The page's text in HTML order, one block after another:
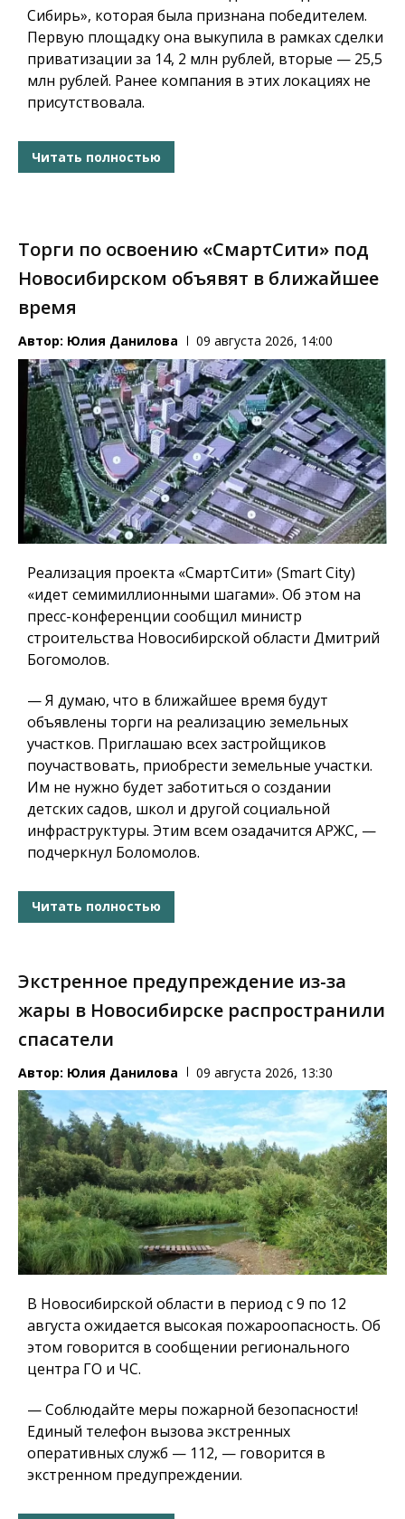
Сибирь», которая была признана победителем.
Первую площадку она выкупила в рамках сделки
приватизации за 14, 2 млн рублей, вторые — 25,5
млн рублей. Ранее компания в этих локациях не
присутствовала.
Читать полностью
Торги по освоению «СмартСити» под
Новосибирском объявят в ближайшее
время
Автор: Юлия Данилова 09 августа 2026, 14:00
Реализация проекта «СмартСити» (Smart City)
«идет семимиллионными шагами». Об этом на
пресс-конференции сообщил министр
строительства Новосибирской области Дмитрий
Богомолов.
— Я думаю, что в ближайшее время будут
объявлены торги на реализацию земельных
участков. Приглашаю всех застройщиков
поучаствовать, приобрести земельные участки.
Им не нужно будет заботиться о создании
детских садов, школ и другой социальной
инфраструктуры. Этим всем озадачится АРЖС, —
подчеркнул Боломолов.
Читать полностью
Экстренное предупреждение из-за
жары в Новосибирске распространили
спасатели
Автор: Юлия Данилова 09 августа 2026, 13:30
В Новосибирской области в период с 9 по 12
августа ожидается высокая пожароопасность. Об
этом говорится в сообщении регионального
центра ГО и ЧС.
— Соблюдайте меры пожарной безопасности!
Единый телефон вызова экстренных
оперативных служб — 112, — говорится в
экстренном предупреждении.